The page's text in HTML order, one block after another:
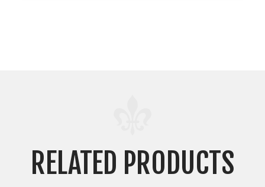
RELATED PRODUCTS